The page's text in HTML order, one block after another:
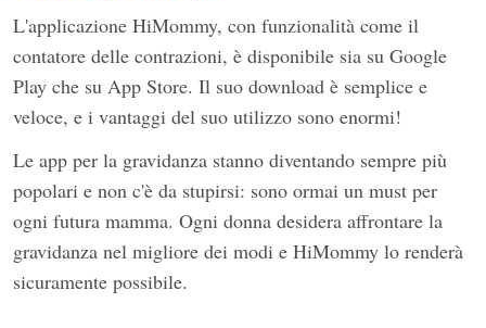
L'applicazione HiMommy, con funzionalità come il
contatore delle contrazioni, è disponibile sia su Google
Play che su App Store. Il suo download è semplice e
veloce, e i vantaggi del suo utilizzo sono enormi!
Le app per la gravidanza stanno diventando sempre più
popolari e non c'è da stupirsi: sono ormai un must per
ogni futura mamma. Ogni donna desidera affrontare la
gravidanza nel migliore dei modi e HiMommy lo renderà
sicuramente possibile.